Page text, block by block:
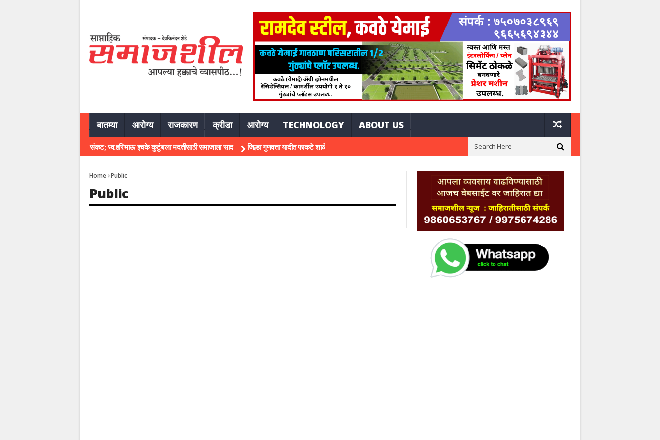
बातम्या आरोग्य राजकारण क्रीडा आरोग्य TECHNOLOGY ABOUT US
निधनाने इचके कुटुंबावर आर्थिक संकट; स्व.हरिभाऊ इचके कुटुंबाला मदतीसाठी समाजाला साद जिल्हा गुणवत्ता यादीत फाकटे शाळेचे पाच विद्यार्थी झळकले; नवोदयसाठीही आयुष केदारीची निवड तांदळीतील भूमिपूजन फलकाची मध्यरात्री तोडफोड; संतप्त नागरिकांची कठोर
Home Public
Public